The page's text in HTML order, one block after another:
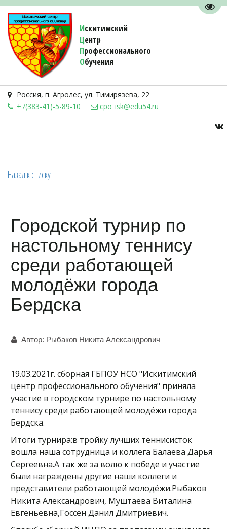
Искитимский
Центр
Профессионального
Обучения
Россия, п. Агролес, ул. Тимирязева, 22
+7(383-41)-5-89-10
cpo_isk@edu54.ru
Назад к списку
Городской турнир по
настольному теннису
среди работающей
молодёжи города
Бердска
Автор: Рыбаков Никита Александрович
19.03.2021г. сборная ГБПОУ НСО "Искитимский
центр профессионального обучения" приняла
участие в городском турнире по настольному
теннису среди работающей молодёжи города
Бердска.
Итоги турнира:в тройку лучших теннисисток
вошла наша сотрудница и коллега Балаева Дарья
Сергеевна.А так же за волю к победе и участие
были награждены другие наши коллеги и
представители работающей молодёжи.Рыбаков
Никита Александрович, Муштаева Виталина
Евгеньевна,Госсен Данил Дмитриевич.